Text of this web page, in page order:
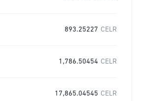
893.25227 CELR
1,786.50454 CELR
17,865.04545 CELR